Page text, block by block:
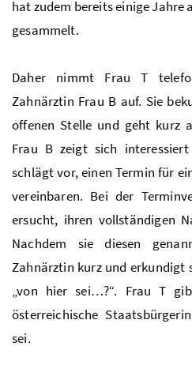
hat zudem bereits einige Jahre
gesammelt.
Daher nimmt Frau T
Zahnärztin Frau B auf. Sie
offenen Stelle und geht kurz
Frau B zeigt sich
schlägt vor, einen Termin für
vereinbaren. Bei der
ersucht, ihren vollständigen
Nachdem sie diesen
Zahnärztin kurz und erkundigt
„von hier sei…?“. Frau T
österreichische
sei.